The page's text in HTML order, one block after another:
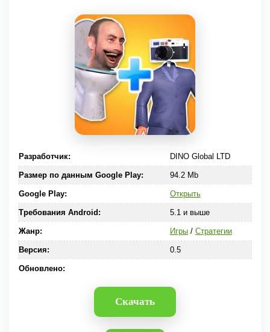
Разработчик: DINO Global LTD
Размер по данным Google Play: 94.2 Mb
Google Play: Открыть
Требования Android: 5.1 и выше
Жанр: Игры/ Стратегии
Версия: 0.5
Обновлено:
Скачать